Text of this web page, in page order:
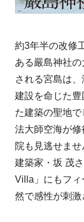
約3年半の改修
ある嚴島神社
される宮島は
建設を命じた
た建築の聖地
法大師空海が
院も見逃せま
建築家・坂 茂
Villa」にもフィ
然で感性が刺激